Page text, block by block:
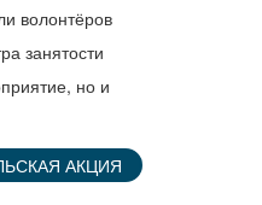
волонтёров
занятости
но и
АКЦИЯ